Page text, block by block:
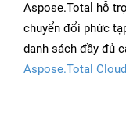
Aspose.Total hỗ
chuyển đổi phức
danh sách đầy đủ
Aspose.Total Cloud